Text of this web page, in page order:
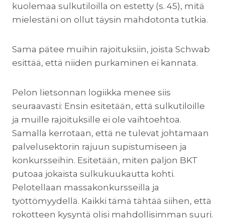
kuolemaa sulkutiloilla on estetty (s. 45), mitä
mielestäni on ollut täysin mahdotonta tutkia.
Sama pätee muihin rajoituksiin, joista Schwab
esittää, että niiden purkaminen ei kannata.
Pelon lietsonnan logiikka menee siis
seuraavasti: Ensin esitetään, että sulkutiloille
ja muille rajoituksille ei ole vaihtoehtoa.
Samalla kerrotaan, että ne tulevat johtamaan
palvelusektorin rajuun supistumiseen ja
konkursseihin. Esitetään, miten paljon BKT
putoaa jokaista sulkukuukautta kohti.
Pelotellaan massakonkursseilla ja
työttömyydellä. Kaikki tämä tähtää siihen, että
rokotteen kysyntä olisi mahdollisimman suuri.